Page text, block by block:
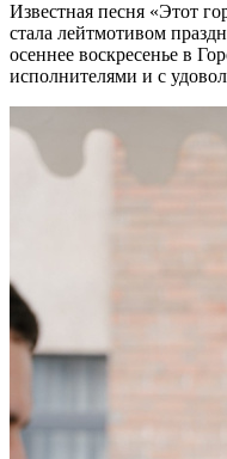
Известная песня «Этот
стала лейтмотивом
осеннее воскресенье в
исполнителями и с